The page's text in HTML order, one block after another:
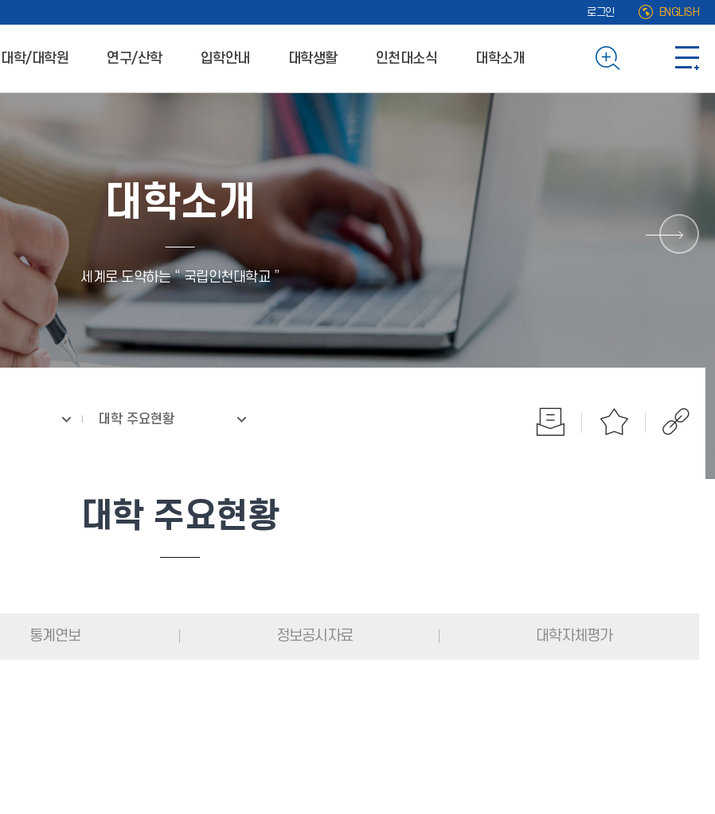
로그인 ENGLISH
대학/대학원 연구/산학 입학안내 대학생활 인천대소식 대학소개
대학소개
세계로 도약하는 “ 국립인천대학교 ”
대학 주요현황
대학 주요현황
통계연보 정보공시자료 대학자체평가